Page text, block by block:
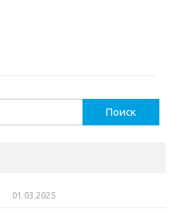
01.03.2025